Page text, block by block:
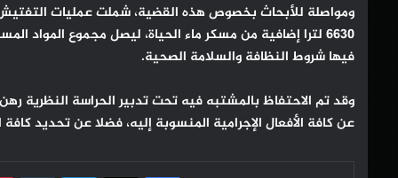
ومواصلة للأبحاث بخصوص هذه القضية، شملت عمليات
فيها شروط النظافة والسلامة الصحية.
وقد تم الاحتفاظ بالمشتبه فيه تحت تدبير الحراسة النظرية
عن كافة الأفعال الإجرامية المنسوبة إليه، فضلا عن تحديد